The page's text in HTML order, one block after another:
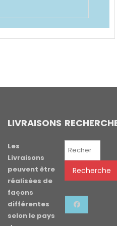
LIVRAISONS
Les
Livraisons
peuvent être
réalisées de
façons
différentes
selon le pays
Recherche
Recherche